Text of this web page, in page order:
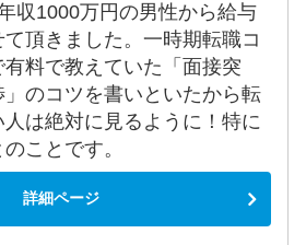
収1000万円の男性から給与
頂きました。一時期転職コ
料で教えていた「面接突
のコツを書いといたから転
は絶対に見るように！特に
ことです。
詳細ページ